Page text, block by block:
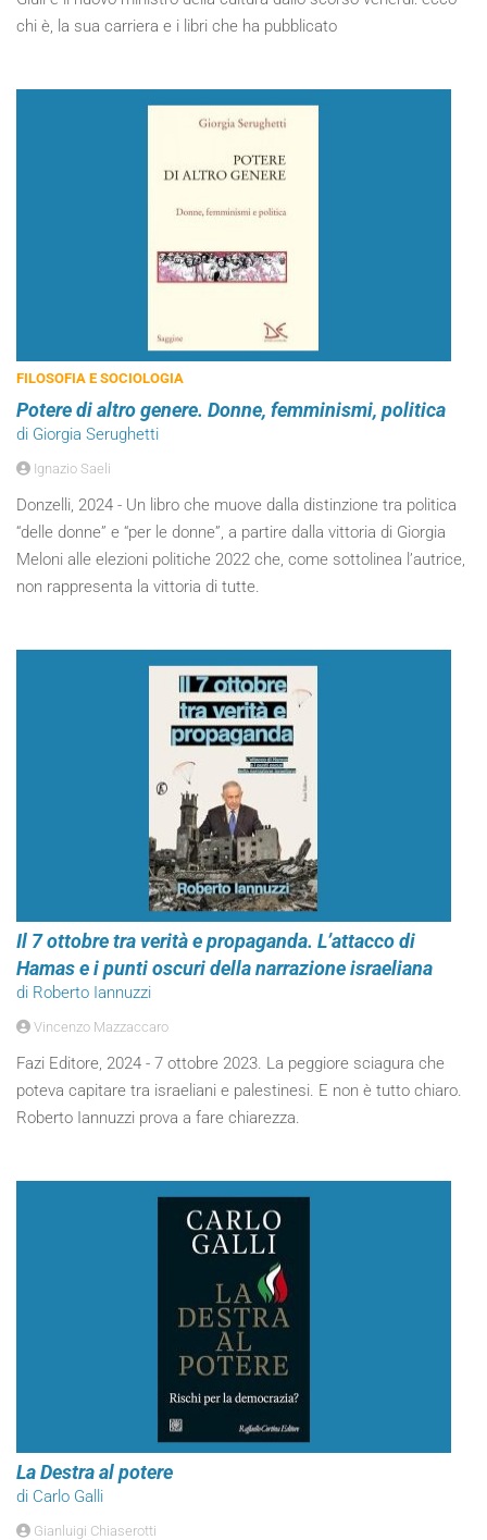
chi è, la sua carriera e i libri che ha pubblicato
FILOSOFIA E SOCIOLOGIA
Potere di altro genere. Donne, femminismi, politica
di Giorgia Serughetti
Ignazio Saeli
Donzelli, 2024 - Un libro che muove dalla distinzione tra politica
“delle donne” e “per le donne”, a partire dalla vittoria di Giorgia
Meloni alle elezioni politiche 2022 che, come sottolinea l’autrice,
non rappresenta la vittoria di tutte.
Il 7 ottobre tra verità e propaganda. L’attacco di
Hamas e i punti oscuri della narrazione israeliana
di Roberto Iannuzzi
Vincenzo Mazzaccaro
Fazi Editore, 2024 - 7 ottobre 2023. La peggiore sciagura che
poteva capitare tra israeliani e palestinesi. E non è tutto chiaro.
Roberto Iannuzzi prova a fare chiarezza.
La Destra al potere
di Carlo Galli
Gianluigi Chiaserotti